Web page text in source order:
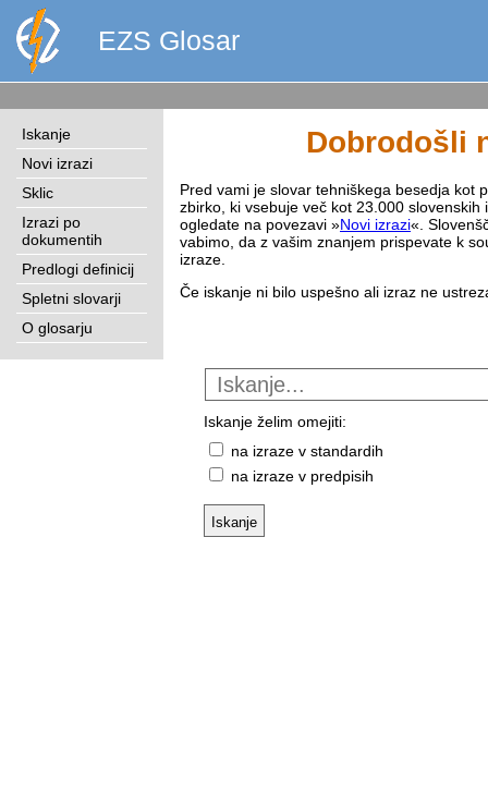
EZS Glosar
Iskanje
Novi izrazi
Sklic
Izrazi po
dokumentih
Predlogi definicij
Spletni slovarji
O glosarju
Dobrodošli
Pred vami je slovar tehniškega besedja kot
zbirko, ki vsebuje več kot 23.000
ogledate na povezavi »Novi izrazi«.
vabimo, da z vašim znanjem prispevate k
izraze.
Če iskanje ni bilo uspešno ali izraz ne
Iskanje želim omejiti:
na izraze v standardih
na izraze v predpisih